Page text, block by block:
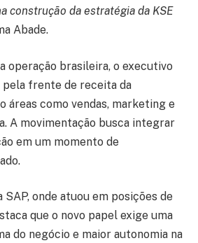
construção da estratégia da KSE
Abade.
operação brasileira, o executivo
pela frente de receita da
áreas como vendas, marketing e
A movimentação busca integrar
em um momento de
SAP, onde atuou em posições de
que o novo papel exige uma
do negócio e maior autonomia na